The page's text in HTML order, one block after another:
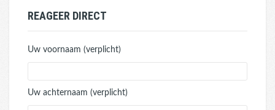
REAGEER DIRECT
Uw voornaam (verplicht)
Uw achternaam (verplicht)